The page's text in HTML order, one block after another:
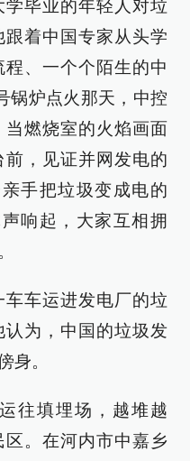
毕业的年轻人对垃
着中国专家从头学
、一个个陌生的中
锅炉点火那天，中控
燃烧室的火焰画面
，见证并网发电的
手把垃圾变成电的
响起，大家互相拥
车运进发电厂的垃
为，中国的垃圾发
身。
往填埋场，越堆越
。在河内市中嘉乡